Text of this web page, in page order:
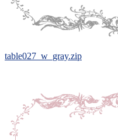
table027_w_gray.zip